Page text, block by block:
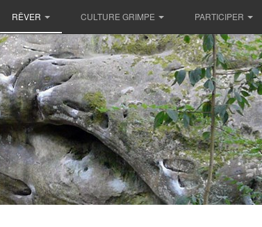
RÊVER CULTURE GRIMPE PARTICIPER